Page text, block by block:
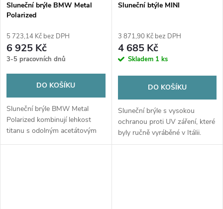
Sluneční brýle BMW Metal
Polarized
5 723,14 Kč bez DPH
6 925 Kč
3-5 pracovních dnů
DO KOŠÍKU
Sluneční brýle BMW Metal
Polarized kombinují lehkost
titanu s odolným acetátovým
Sluneční btýle MINI
3 871,90 Kč bez DPH
4 685 Kč
Skladem 1 ks
DO KOŠÍKU
Sluneční brýle s vysokou
ochranou proti UV záření, které
byly ručně vyráběné v Itálii.